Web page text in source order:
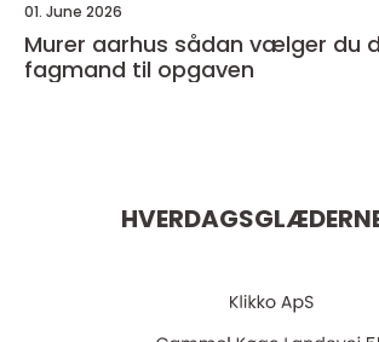
01. June 2026
Murer aarhus sådan vælger du den rette
fagmand til opgaven